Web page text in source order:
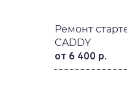
Ремонт
CADDY
от 6 400 р.